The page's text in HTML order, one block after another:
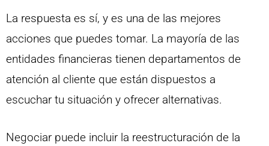
La respuesta es sí, y es una de las mejores
acciones que puedes tomar. La mayoría de las
entidades financieras tienen departamentos de
atención al cliente que están dispuestos a
escuchar tu situación y ofrecer alternativas.
Negociar puede incluir la reestructuración de la